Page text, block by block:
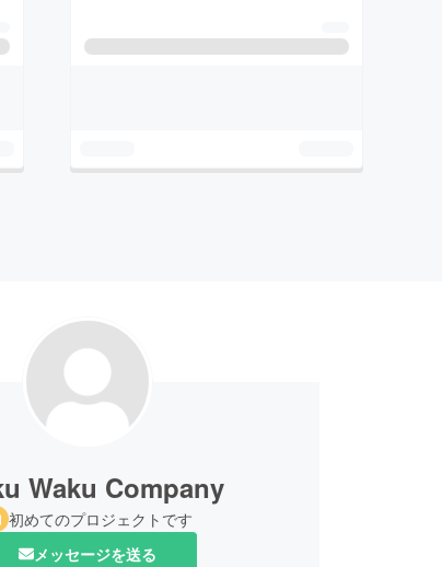
Waku Company
初めてのプロジェクトです
メッセージを送る